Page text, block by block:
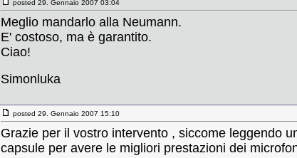
posted 29. Gennaio 2007 03:04
Meglio mandarlo alla Neumann.
E' costoso, ma è garantito.
Ciao!
Simonluka
posted 29. Gennaio 2007 15:10
Grazie per il vostro intervento , siccome leggendo
capsule per avere le migliori prestazioni dei